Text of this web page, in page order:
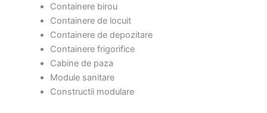
Containere birou
Containere de locuit
Containere de depozitare
Containere frigorifice
Cabine de paza
Module sanitare
Constructii modulare